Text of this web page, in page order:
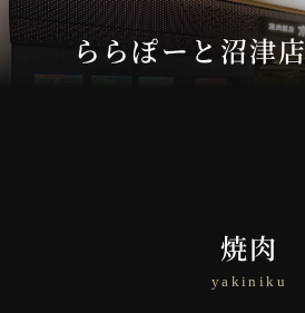
ららぽーと沼津
焼肉